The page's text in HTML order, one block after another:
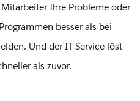
Ihre Probleme oder
besser als bei
Und der IT-Service löst
als zuvor.